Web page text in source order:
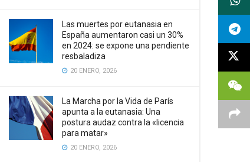
Las muertes por eutanasia en
España aumentaron casi un 30%
en 2024: se expone una pendiente
resbaladiza
20 ENERO, 2026
La Marcha por la Vida de París
apunta a la eutanasia: Una
postura audaz contra la «licencia
para matar»
20 ENERO, 2026